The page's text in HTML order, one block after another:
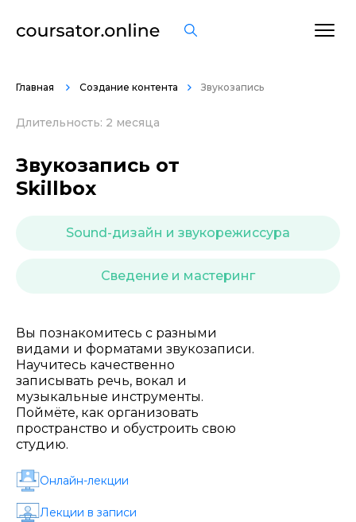
Главная Создание контента Звукозапись
Длительность: 2 месяца
Звукозапись от
Skillbox
Sound-дизайн и звукорежиссура
Сведение и мастеринг
Вы познакомитесь с разными
видами и форматами звукозаписи.
Научитесь качественно
записывать речь, вокал и
музыкальные инструменты.
Поймёте, как организовать
пространство и обустроить свою
студию.
Онлайн-лекции
Лекции в записи
Стоимость *
Подача материала *
Программа обучения *